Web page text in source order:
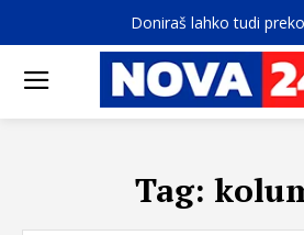
Doniraš lahko tudi
Tag: